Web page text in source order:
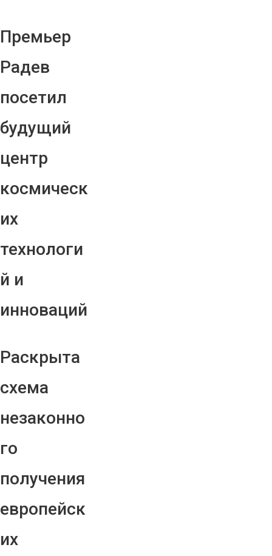
Премьер
Радев
посетил
будущий
центр
космическ
их
технологи
й и
инноваций
Раскрыта
схема
незаконно
го
получения
европейск
их